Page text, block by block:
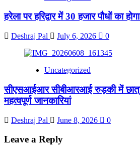
हरेला पर हरिद्वार में 30 हजार पौधों का
Deshraj Pal July 6, 2026 0
Uncategorized
सीएसआईआर सीबीआरआई रुड़की में
महत्वपूर्ण जानकारियां
Deshraj Pal June 8, 2026 0
Leave a Reply